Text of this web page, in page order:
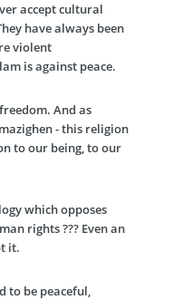
accept cultural
have always been
violent
is against peace.
And as
- this religion
to our being, to our
which opposes
rights ??? Even an
it.
to be peaceful,